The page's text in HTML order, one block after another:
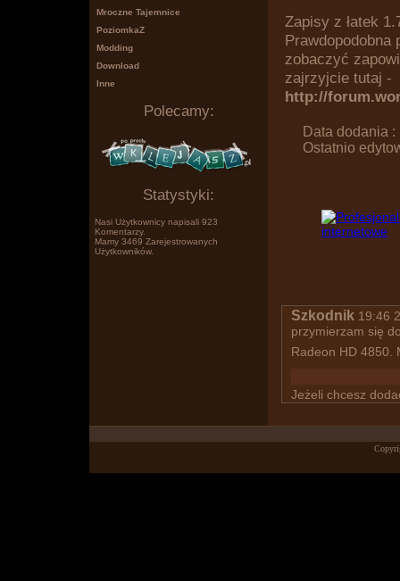
Mroczne Tajemnice
PoziomkaZ
Modding
Download
Inne
Polecamy:
Statystyki:
Nasi Użytkownicy napisali 923
Komentarzy.
Mamy 3469 Zarejestrowanych
Użytkowników.
Zapisy z łatek
zobaczyć
zajrzyjcie tutaj -
http://
Data dodania
Ostatnio
Szkodnik 19:46
przymierzam się
Radeon HD 4850.
Jeżeli chcesz